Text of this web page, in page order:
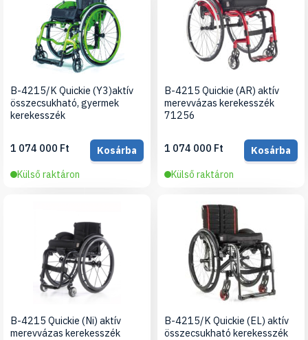
B-4215/K Quickie (Y3)aktív
összecsukható, gyermek
kerekesszék
1 074 000 Ft
Kosárba
Külső raktáron
B-4215 Quickie (AR) aktív
merevvázas kerekesszék
71256
1 074 000 Ft
Kosárba
Külső raktáron
B-4215 Quickie (Ni) aktív
merevvázas kerekesszék
B-4215/K Quickie (EL) aktív
összecsukható kerekesszék